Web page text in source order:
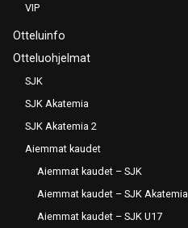
VIP
Otteluinfo
Otteluohjelmat
SJK
SJK Akatemia
SJK Akatemia 2
Aiemmat kaudet
Aiemmat kaudet – SJK
Aiemmat kaudet – SJK Akatemia
Aiemmat kaudet – SJK U17